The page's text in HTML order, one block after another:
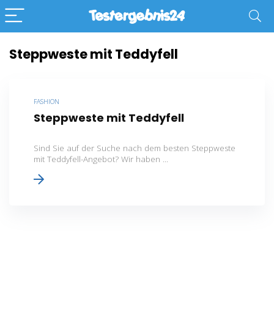
Steppweste mit Teddyfell
FASHION
Steppweste mit Teddyfell
Sind Sie auf der Suche nach dem besten Steppweste
mit Teddyfell-Angebot? Wir haben ...